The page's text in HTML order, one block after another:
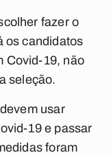
fazer o
os candidatos
Covid-19, não
seleção.
usar
19 e passar
foram